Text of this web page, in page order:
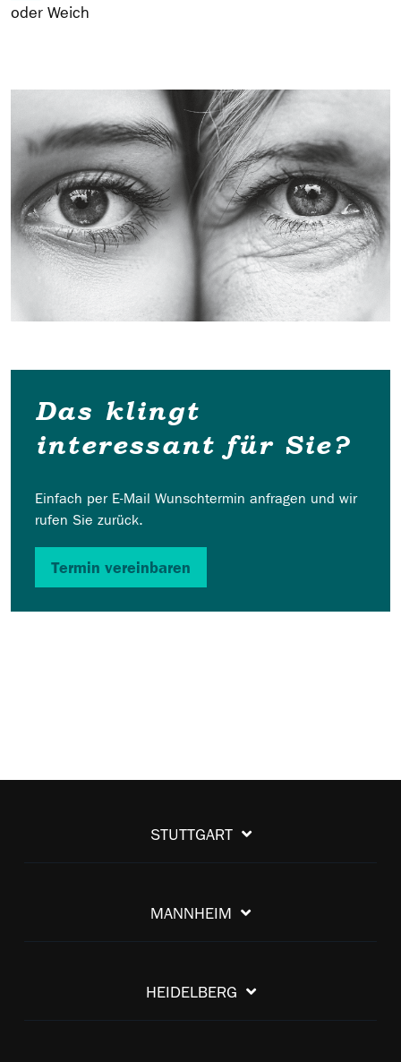
oder Weich
Das klingt
interessant für Sie?
Einfach per E-Mail Wunschtermin anfragen und wir
rufen Sie zurück.
Termin vereinbaren
STUTTGART
MANNHEIM
HEIDELBERG